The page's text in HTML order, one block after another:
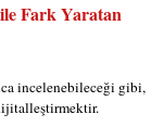
Fark Yaratan
incelenebileceği gibi,